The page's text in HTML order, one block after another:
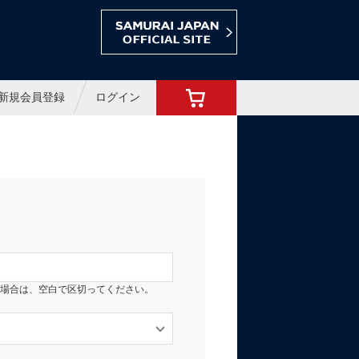
規会員登録 ログイン
合は、空白で区切ってください。